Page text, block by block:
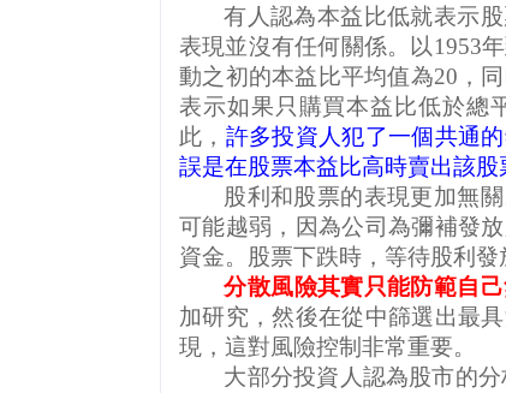
有人認為本益比低就表示
表現並沒有任何關係。以1953
動之初的本益比平均值為20 ，
表示如果只購買本益比低於總
此， 許多投資人犯了一個共通
誤是在股票本益比高時賣出該股
股利和股票的表現更加無
可能越弱，因為公司為彌補發
資金。股票下跌時，等待股利
分散風險其實只能防範自
加研究，然後在從中篩選出最
現，這對風險控制非常重要。
大部分投資人認為股市的